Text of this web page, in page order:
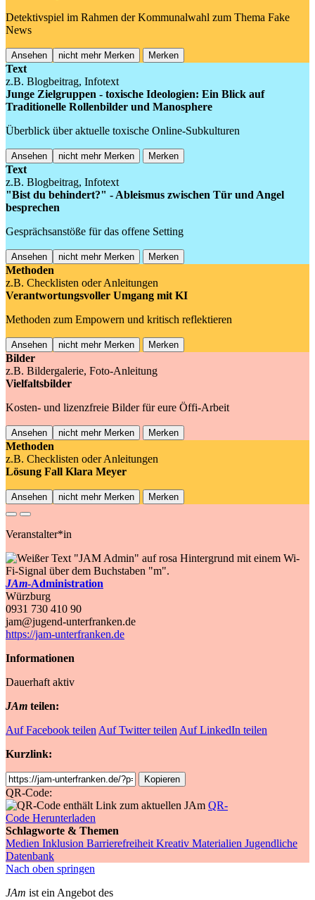
Detektivspiel im Rahmen der Kommunalwahl zum Thema Fake
News
Ansehen nicht mehr Merken Merken
Text
z.B. Blogbeitrag, Infotext
Junge Zielgruppen - toxische Ideologien: Ein Blick auf
Traditionelle Rollenbilder und Manosphere
Überblick über aktuelle toxische Online-Subkulturen
Ansehen nicht mehr Merken Merken
Text
z.B. Blogbeitrag, Infotext
"Bist du behindert?" - Ableismus zwischen Tür und Angel
besprechen
Gesprächsanstöße für das offene Setting
Ansehen nicht mehr Merken Merken
Methoden
z.B. Checklisten oder Anleitungen
Verantwortungsvoller Umgang mit KI
Methoden zum Empowern und kritisch reflektieren
Ansehen nicht mehr Merken Merken
Bilder
z.B. Bildergalerie, Foto-Anleitung
Vielfaltsbilder
Kosten- und lizenzfreie Bilder für eure Öffi-Arbeit
Ansehen nicht mehr Merken Merken
Methoden
z.B. Checklisten oder Anleitungen
Lösung Fall Klara Meyer
Ansehen nicht mehr Merken Merken
Previous
Next
Veranstalter*in
JAm-Administration
Würzburg
0931 730 410 90
jam@jugend-unterfranken.de
https://jam-unterfranken.de
Informationen
Dauerhaft aktiv
JAm teilen:
Auf Facebook teilen Auf Twitter teilen Auf LinkedIn teilen
Kurzlink:
Shortlink
Kopieren
QR-Code:
QR-
Code Herunterladen
Schlagworte & Themen
Medien Inklusion Barrierefreiheit Kreativ Materialien Jugendliche
Datenbank
Nach oben springen
JAm ist ein Angebot des